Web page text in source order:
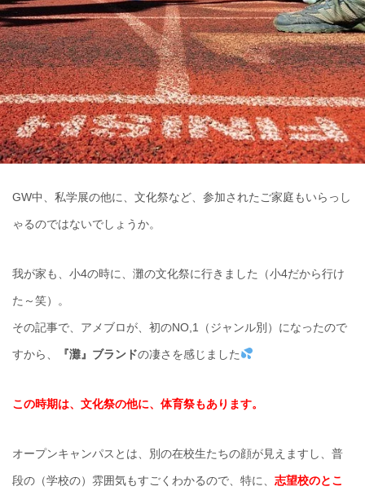
GW中、私学展の他に、文化祭など、参加されたご家庭もいらっし
ゃるのではないでしょうか。
我が家も、小4の時に、灘の文化祭に行きました（小4だから行け
た～笑）。
その記事で、アメブロが、初のNO,1（ジャンル別）になったので
すから、 『灘』ブランドの凄さを感じました
この時期は、文化祭の他に、体育祭もあります。
オープンキャンパスとは、別の在校生たちの顔が見えますし、普
段の（学校の）雰囲気もすごくわかるので、特に、 志望校のとこ